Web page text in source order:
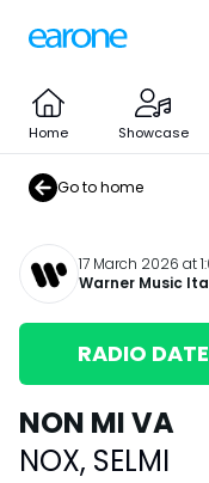
Home Showcase
Go to home
17 March 2026 at
Warner Music
RADIO DATE
NON MI VA
NOX, SELMI